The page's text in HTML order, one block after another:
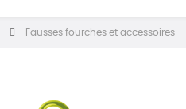
Fausses fourches et accessoires